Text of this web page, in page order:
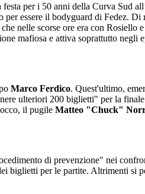
per i 50 anni della Curva Sud
per essere il bodyguard di Fedez. Di
nelle scorse ore era con Rosiello
mafiosa e attiva soprattutto negli
Marco Ferdico. Quest'ultimo,
ulteriori 200 biglietti" per la
il pugile Matteo "Chuck"
di prevenzione" nei
biglietti per le partite. Altrimenti si